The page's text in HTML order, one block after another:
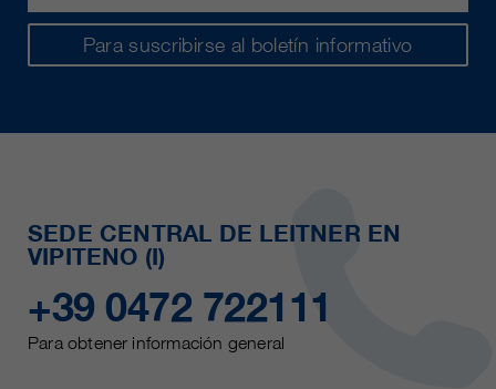
Para suscribirse al boletín informativo
SEDE CENTRAL DE LEITNER EN
VIPITENO (I)
+39 0472 722111
Para obtener información general